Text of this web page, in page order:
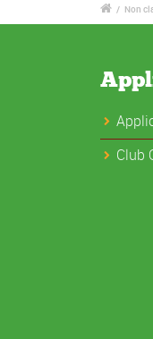
/ Non
Club